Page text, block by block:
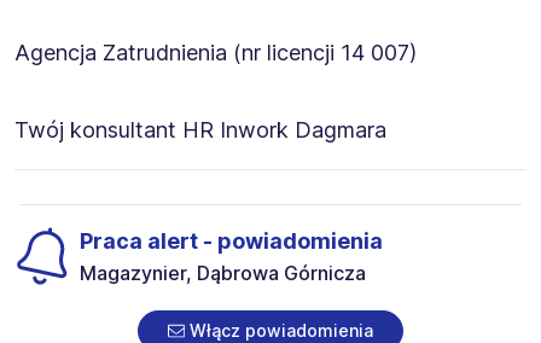
Agencja Zatrudnienia (nr licencji 14 007)
Twój konsultant HR Inwork Dagmara
Praca alert - powiadomienia
Magazynier, Dąbrowa Górnicza
Włącz powiadomienia